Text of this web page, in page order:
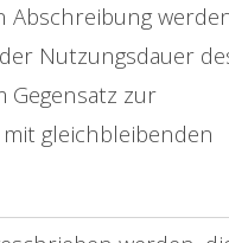
Abschreibung
Nutzungsdauer
Gegensatz zur
mit gleichbleibenden